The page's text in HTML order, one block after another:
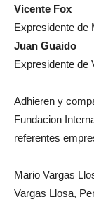
Expresidente de
Juan Guaido
Expresidente de
Fundacion
referentes
Vargas Llosa,
Fundación